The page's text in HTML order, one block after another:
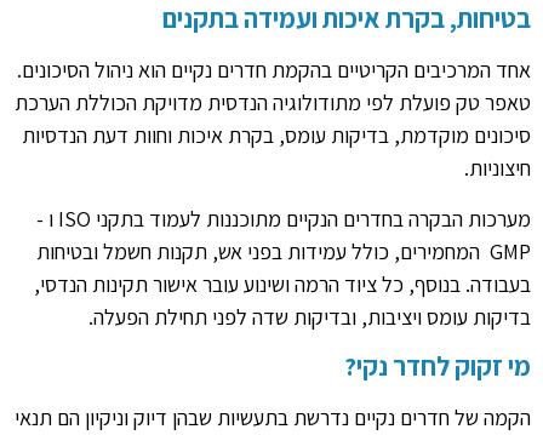
בטיחות, בקרת איכות ועמידה בתקנים
אחד המרכיבים הקריטיים בהקמת חדרים נקיים הוא ניהול הסיכונים.
טאפר טק פועלת לפי מתודולוגיה הנדסית מדויקת הכוללת הערכת
סיכונים מוקדמת, בדיקות עומס, בקרת איכות וחוות דעת הנדסיות
חיצוניות.
מערכות הבקרה בחדרים הנקיים מתוכננות לעמוד בתקני ISO ו -
GMP המחמירים, כולל עמידות בפני אש, תקנות חשמל ובטיחות
בעבודה. בנוסף, כל ציוד הרמה ושינוע עובר אישור תקינות הנדסי,
בדיקות עומס ויציבות, ובדיקות שדה לפני תחילת הפעלה.
מי זקוק לחדר נקי?
הקמה של חדרים נקיים נדרשת בתעשיות שבהן דיוק וניקיון הם תנאי